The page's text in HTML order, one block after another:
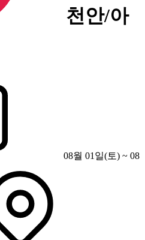
천안/아
08월 01일(토) ~ 08